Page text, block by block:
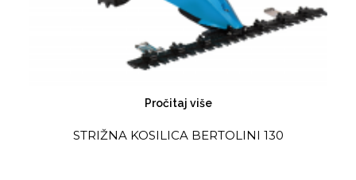
Pročitaj više
STRIŽNA KOSILICA BERTOLINI 130